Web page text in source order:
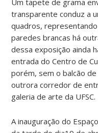
transparente conduz a
quadros,
paredes brancas há
dessa exposição ainda
entrada do Centro de
porém, sem o balcão
outrora corredor de
galeria de arte da UFSC.
A inauguração do